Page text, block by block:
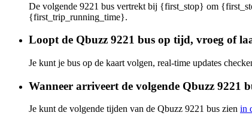
De volgende 9221 bus vertrekt bij {first_stop} om
{first_trip_running_time}.
Loopt de Qbuzz 9221 bus op tijd, vroeg of
Je kunt je bus op de kaart volgen, real-time updates
Wanneer arriveert de volgende Qbuzz 9221
Je kunt de volgende tijden van de Qbuzz 9221 bus zien in